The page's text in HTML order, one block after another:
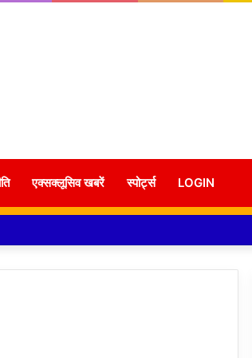
एक्सक्लूसिव खबरें स्पोर्ट्स LOGIN